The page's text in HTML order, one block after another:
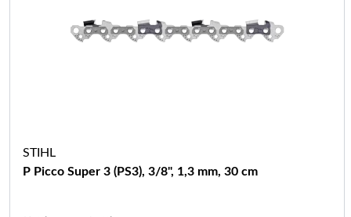
STIHL
P Picco Super 3 (PS3), 3/8", 1,3 mm, 30 cm